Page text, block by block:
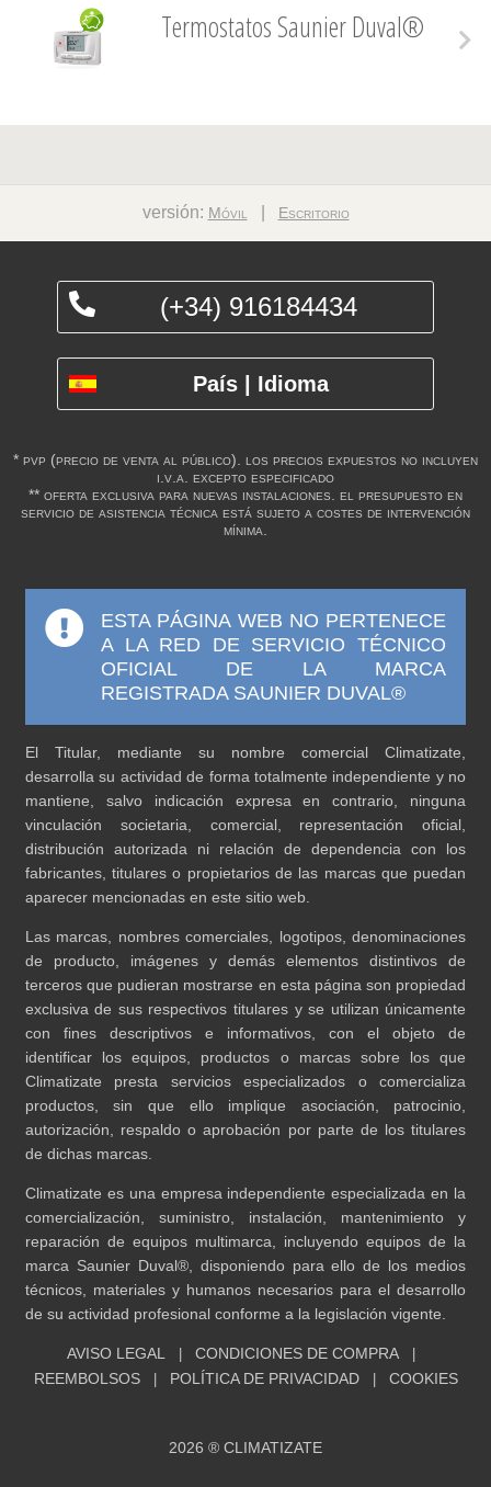
Termostatos Saunier Duval®
versión: Móvil Escritorio
(+34) 916184434
País | Idioma
* pvp (precio de venta al público). los precios expuestos no incluyen
i.v.a. excepto especificado
** oferta exclusiva para nuevas instalaciones. el presupuesto en
servicio de asistencia técnica está sujeto a costes de intervención
mínima.
ESTA PÁGINA WEB NO PERTENECE
A LA RED DE SERVICIO TÉCNICO
OFICIAL DE LA MARCA
REGISTRADA SAUNIER DUVAL®
El Titular, mediante su nombre comercial Climatizate,
desarrolla su actividad de forma totalmente independiente y no
mantiene, salvo indicación expresa en contrario, ninguna
vinculación societaria, comercial, representación oficial,
distribución autorizada ni relación de dependencia con los
fabricantes, titulares o propietarios de las marcas que puedan
aparecer mencionadas en este sitio web.
Las marcas, nombres comerciales, logotipos, denominaciones
de producto, imágenes y demás elementos distintivos de
terceros que pudieran mostrarse en esta página son propiedad
exclusiva de sus respectivos titulares y se utilizan únicamente
con fines descriptivos e informativos, con el objeto de
identificar los equipos, productos o marcas sobre los que
Climatizate presta servicios especializados o comercializa
productos, sin que ello implique asociación, patrocinio,
autorización, respaldo o aprobación por parte de los titulares
de dichas marcas.
Climatizate es una empresa independiente especializada en la
comercialización, suministro, instalación, mantenimiento y
reparación de equipos multimarca, incluyendo equipos de la
marca Saunier Duval®, disponiendo para ello de los medios
técnicos, materiales y humanos necesarios para el desarrollo
de su actividad profesional conforme a la legislación vigente.
AVISO LEGAL CONDICIONES DE COMPRA
REEMBOLSOS| POLÍTICA DE PRIVACIDAD| COOKIES
2026 ® CLIMATIZATE